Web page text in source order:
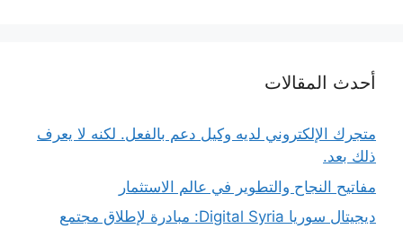
أحدث المقالات
متجرك الإلكتروني لديه وكيل دعم بالفعل. لكنه لا يعرف
ذلك بعد.
مفاتيح النجاح والتطوير في عالم الاستثمار
ديجيتال سوريا Digital Syria: مبادرة لإطلاق مجتمع